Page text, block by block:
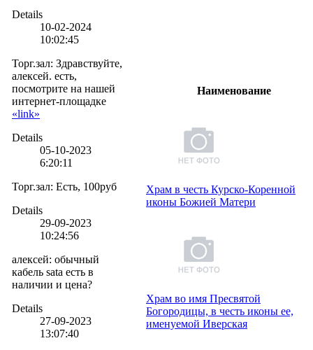
Details
10-02-2024
10:02:45
Торг.зал: Здравствуйте,
алексей. есть,
посмотрите на нашей
интернет-площадке
«link»
Details
05-10-2023
6:20:11
Торг.зал: Есть, 100руб
Details
29-09-2023
10:24:56
алексей: обычный
кабель sata есть в
наличии и цена?
Details
27-09-2023
13:07:40
Наименование
Храм в честь Курско-Коренной
иконы Божией Матери
Храм во имя Пресвятой
Богородицы, в честь иконы ее,
именуемой Иверская